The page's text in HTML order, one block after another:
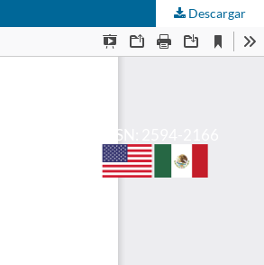
Descargar
e-ISSN: 2594-2166